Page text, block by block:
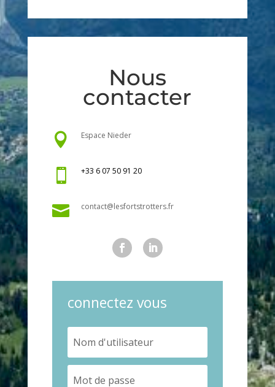
Nous
contacter
 Espace Nieder
 +33 6 07 50 91 20
 contact@lesfortstrotters.fr
connectez vous